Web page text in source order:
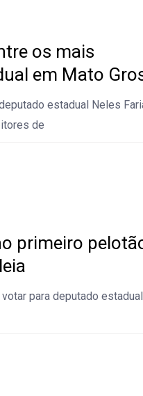
os mais
em Mato
estadual Neles
de
primeiro
para deputado